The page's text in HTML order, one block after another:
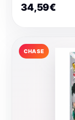
34,59€
CHASE